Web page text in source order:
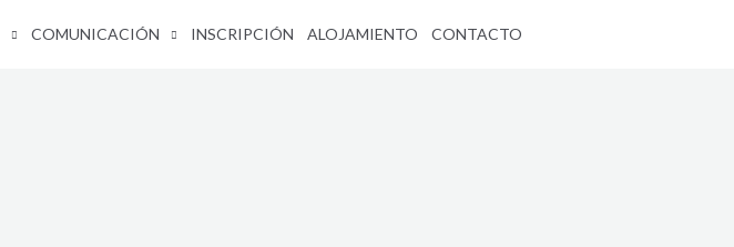
COMUNICACIÓN INSCRIPCIÓN ALOJAMIENTO CONTACTO